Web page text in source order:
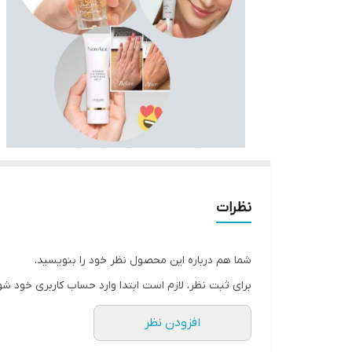
نظرات
شما هم درباره این محصول نظر خود را بنویسید.
برای ثبت نظر، لازم است ابتدا وارد حساب کاربری خود
افزودن نظر